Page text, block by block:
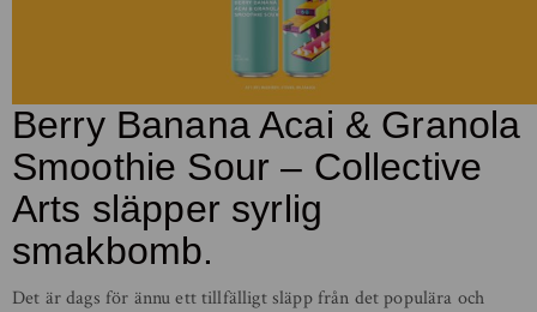
Berry Banana Acai & Granola
Smoothie Sour – Collective
Arts släpper syrlig
smakbomb.
Det är dags för ännu ett tillfälligt släpp från det populära och